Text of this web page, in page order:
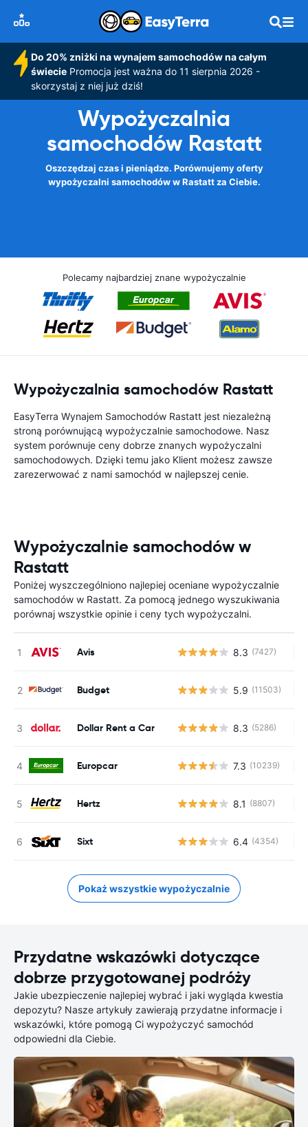
Do 20% zniżki na wynajem samochodów na całym
świeciePromocja jest ważna do 11 sierpnia 2026 -
skorzystaj z niej już dziś!
Wypożyczalnia
samochodów Rastatt
Oszczędzaj czas i pieniądze. Porównujemy oferty
wypożyczalni samochodów w Rastatt za Ciebie.
Polecamy najbardziej znane wypożyczalnie
Wypożyczalnia samochodów Rastatt
EasyTerra Wynajem Samochodów Rastatt jest niezależną
stroną porównującą wypożyczalnie samochodowe. Nasz
system porównuje ceny dobrze znanych wypożyczalni
samochodowych. Dzięki temu jako Klient możesz zawsze
zarezerwować z nami samochód w najlepszej cenie.
Wypożyczalnie samochodów w
Rastatt
Poniżej wyszczególniono najlepiej oceniane wypożyczalnie
samochodów w Rastatt. Za pomocą jednego wyszukiwania
porównaj wszystkie opinie i ceny tych wypożyczalni.
Avis 8.3 (7427)
Budget 5.9 (11503)
Dollar Rent a Car 8.3 (5286)
Europcar 7.3 (10239)
Hertz 8.1 (8807)
Sixt 6.4 (4354)
Pokaż wszystkie wypożyczalnie
Przydatne wskazówki dotyczące
dobrze przygotowanej podróży
Jakie ubezpieczenie najlepiej wybrać i jaki wygląda kwestia
depozytu? Nasze artykuły zawierają przydatne informacje i
wskazówki, które pomogą Ci wypożyczyć samochód
odpowiedni dla Ciebie.